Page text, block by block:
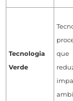
Tecnologia
Verde
que